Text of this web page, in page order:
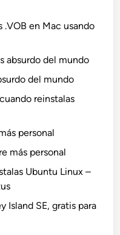
en Mac usando
absurdo del mundo
del mundo
reinstalas
personal
más personal
Ubuntu Linux –
Island SE, gratis para